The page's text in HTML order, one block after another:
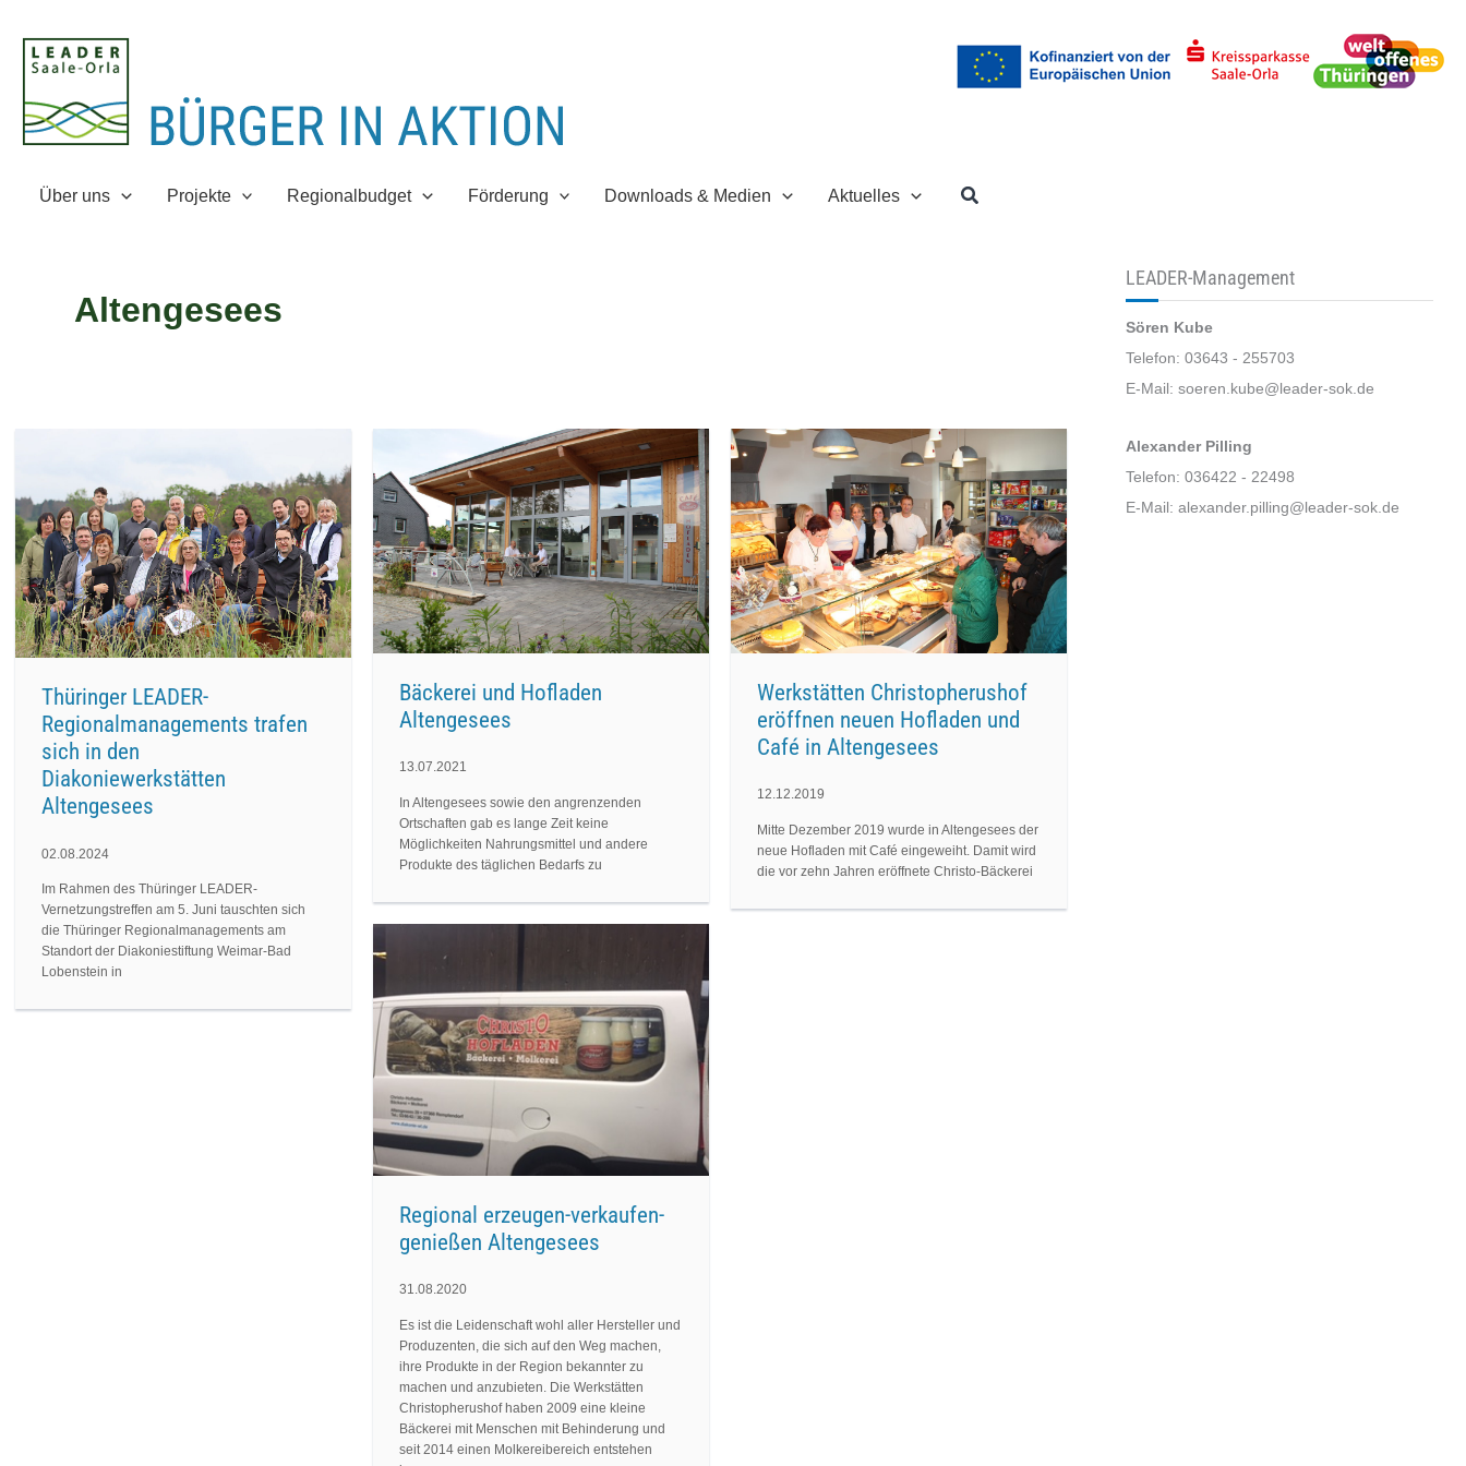
Inhalt
springen
Über uns Projekte Regionalbudget Förderung Downloads & Medien Aktuelles Suchen
Altengesees
Thüringer LEADER-
Regionalmanagements trafen
sich in den
Diakoniewerkstätten
Altengesees
02.08.2024
Im Rahmen des Thüringer LEADER-
Vernetzungstreffen am 5. Juni tauschten sich
die Thüringer Regionalmanagements am
Standort der Diakoniestiftung Weimar-Bad
Lobenstein in
Bäckerei und Hofladen
Altengesees
13.07.2021
In Altengesees sowie den angrenzenden
Ortschaften gab es lange Zeit keine
Möglichkeiten Nahrungsmittel und andere
Produkte des täglichen Bedarfs zu
Werkstätten Christopherushof
eröffnen neuen Hofladen und
Café in Altengesees
12.12.2019
Mitte Dezember 2019 wurde in Altengesees der
neue Hofladen mit Café eingeweiht. Damit wird
die vor zehn Jahren eröffnete Christo-Bäckerei
Regional erzeugen-verkaufen-
genießen Altengesees
31.08.2020
Es ist die Leidenschaft wohl aller Hersteller und
Produzenten, die sich auf den Weg machen,
ihre Produkte in der Region bekannter zu
machen und anzubieten. Die Werkstätten
Christopherushof haben 2009 eine kleine
Bäckerei mit Men­schen mit Behinderung und
seit 2014 einen Molkereibereich entstehen
LEADER-Management
Sören Kube
Telefon: 03643 - 255703
E-Mail: soeren.kube@leader-sok.de
Alexander Pilling
Telefon: 036422 - 22498
E-Mail: alexander.pilling@leader-sok.de